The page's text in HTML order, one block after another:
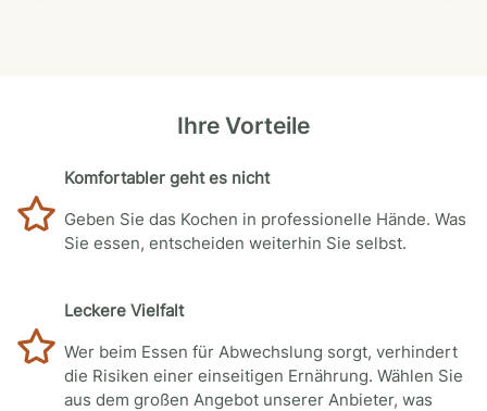
Ihre Vorteile
Komfortabler geht es nicht
Geben Sie das Kochen in professionelle Hände. Was
Sie essen, entscheiden weiterhin Sie selbst.
Leckere Vielfalt
Wer beim Essen für Abwechslung sorgt, verhindert
die Risiken einer einseitigen Ernährung. Wählen Sie
aus dem großen Angebot unserer Anbieter, was